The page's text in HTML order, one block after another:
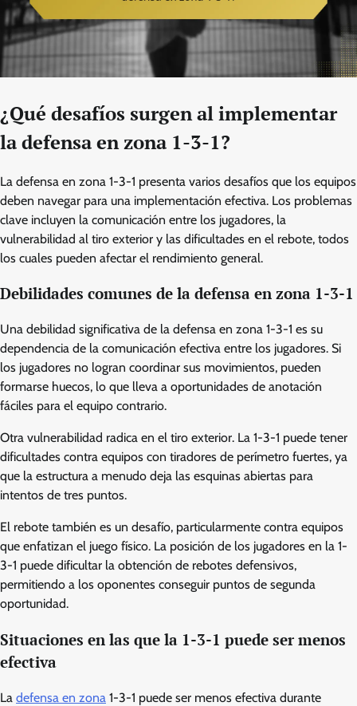
¿Qué desafíos surgen al implementar
la defensa en zona 1-3-1?
La defensa en zona 1-3-1 presenta varios desafíos que los equipos
deben navegar para una implementación efectiva. Los problemas
clave incluyen la comunicación entre los jugadores, la
vulnerabilidad al tiro exterior y las dificultades en el rebote, todos
los cuales pueden afectar el rendimiento general.
Debilidades comunes de la defensa en zona 1-3-1
Una debilidad significativa de la defensa en zona 1-3-1 es su
dependencia de la comunicación efectiva entre los jugadores. Si
los jugadores no logran coordinar sus movimientos, pueden
formarse huecos, lo que lleva a oportunidades de anotación
fáciles para el equipo contrario.
Otra vulnerabilidad radica en el tiro exterior. La 1-3-1 puede tener
dificultades contra equipos con tiradores de perímetro fuertes, ya
que la estructura a menudo deja las esquinas abiertas para
intentos de tres puntos.
El rebote también es un desafío, particularmente contra equipos
que enfatizan el juego físico. La posición de los jugadores en la 1-
3-1 puede dificultar la obtención de rebotes defensivos,
permitiendo a los oponentes conseguir puntos de segunda
oportunidad.
Situaciones en las que la 1-3-1 puede ser menos
efectiva
La defensa en zona 1-3-1 puede ser menos efectiva durante